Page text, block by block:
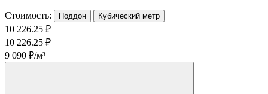
Стоимость: Поддон Кубический метр
10 226.25 ₽
10 226.25 ₽
9 090 ₽/м³